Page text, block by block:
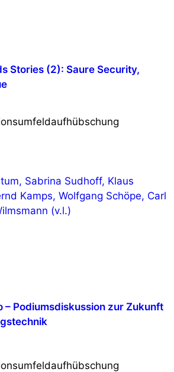
Stories (2): Saure Security,
– Podiumsdiskussion zur Zukunft